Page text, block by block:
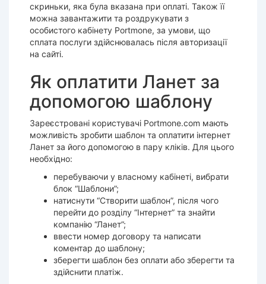
скриньки, яка була вказана при оплаті. Також її
можна завантажити та роздрукувати з
особистого кабінету Portmone, за умови, що
сплата послуги здійснювалась після авторизації
на сайті.
Як оплатити Ланет за
допомогою шаблону
Зареєстровані користувачі Portmone.com мають
можливість зробити шаблон та оплатити інтернет
Ланет за його допомогою в пару кліків. Для цього
необхідно:
перебуваючи у власному кабінеті, вибрати
блок “Шаблони”;
натиснути “Створити шаблон”, після чого
перейти до розділу “Інтернет” та знайти
компанію “Ланет”;
ввести номер договору та написати
коментар до шаблону;
зберегти шаблон без оплати або зберегти та
здійснити платіж.